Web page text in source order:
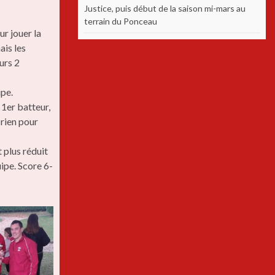
jouer la
les
2
batteur,
pour
plus réduit
Score 6-
Justice, puis début de la saison mi-mars au
terrain du Ponceau